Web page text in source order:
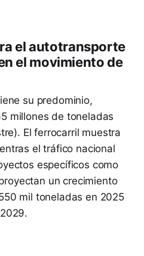
el autotransporte
el movimiento de
su predominio,
millones de toneladas
El ferrocarril muestra
el tráfico nacional
específicos como
un crecimiento
mil toneladas en 2025